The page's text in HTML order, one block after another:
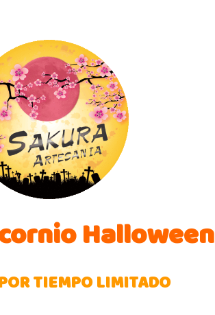
Halloween
TIEMPO LIMITADO